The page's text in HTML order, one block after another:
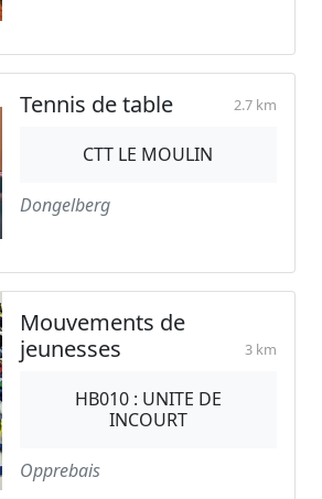
Tennis de table 2.7 km
CTT LE MOULIN
Dongelberg
Mouvements de
jeunesses
3 km
HB010 : UNITE DE
INCOURT
Opprebais